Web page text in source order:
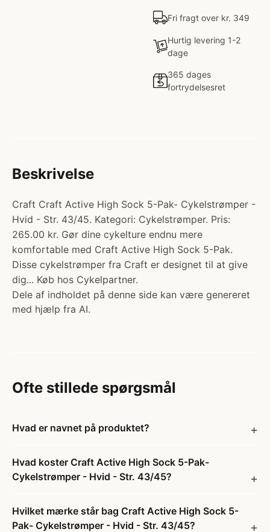
Fri fragt over kr. 349
Hurtig levering 1-2
dage
365 dages
fortrydelsesret
Beskrivelse
Craft Craft Active High Sock 5-Pak- Cykelstrømper -
Hvid - Str. 43/45. Kategori: Cykelstrømper. Pris:
265.00 kr. Gør dine cykelture endnu mere
komfortable med Craft Active High Sock 5-Pak.
Disse cykelstrømper fra Craft er designet til at give
dig... Køb hos Cykelpartner.
Dele af indholdet på denne side kan være genereret
med hjælp fra AI.
Ofte stillede spørgsmål
Hvad er navnet på produktet?
Hvad koster Craft Active High Sock 5-Pak-
Cykelstrømper - Hvid - Str. 43/45?
Hvilket mærke står bag Craft Active High Sock 5-
Pak- Cykelstrømper - Hvid - Str. 43/45?